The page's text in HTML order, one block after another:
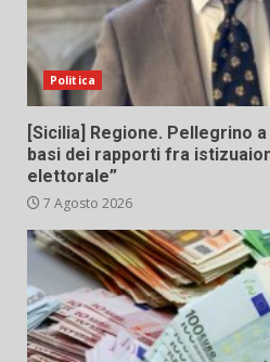
Politica
[Sicilia] Regione. Pellegrino
basi dei rapporti fra
elettorale”
7 Agosto 2026